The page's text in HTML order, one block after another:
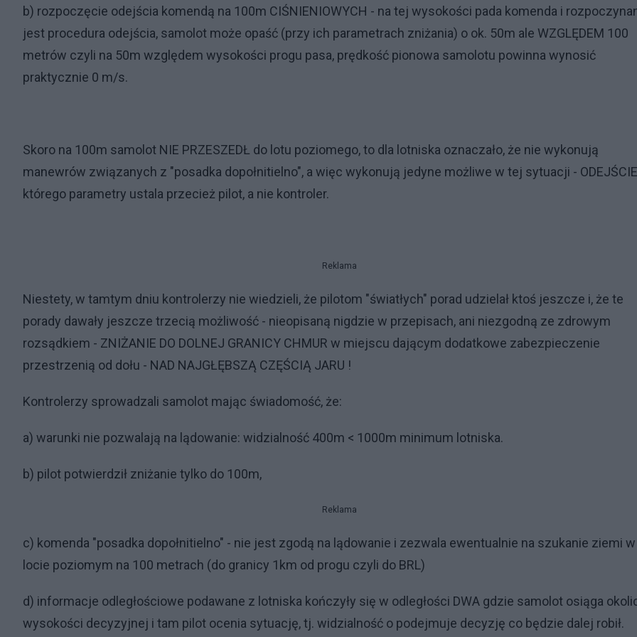
b) rozpoczęcie odejścia komendą na 100m CIŚNIENIOWYCH - na tej wysokości pada komenda i
jest procedura odejścia, samolot może opaść (przy ich parametrach zniżania) o ok. 50m ale WZGLĘDEM 100
metrów czyli na 50m względem wysokości progu pasa, prędkość pionowa samolotu powinna wynosić
praktycznie 0 m/s.
Skoro na 100m samolot NIE PRZESZEDŁ do lotu poziomego, to dla lotniska oznaczało, że nie wykonują
manewrów związanych z "posadka dopołnitielno", a więc wykonują jedyne możliwe w tej sytuacji -
którego parametry ustala przecież pilot, a nie kontroler.
Reklama
Niestety, w tamtym dniu kontrolerzy nie wiedzieli, że pilotom "światłych" porad udzielał ktoś jeszcze i, że te
porady dawały jeszcze trzecią możliwość - nieopisaną nigdzie w przepisach, ani niezgodną ze zdrowym
rozsądkiem - ZNIŻANIE DO DOLNEJ GRANICY CHMUR w miejscu dającym dodatkowe zabezpieczenie
przestrzenią od dołu - NAD NAJGŁĘBSZĄ CZĘŚCIĄ JARU !
Kontrolerzy sprowadzali samolot mając świadomość, że:
a) warunki nie pozwalają na lądowanie: widzialność 400m < 1000m minimum lotniska.
b) pilot potwierdził zniżanie tylko do 100m,
Reklama
c) komenda "posadka dopołnitielno" - nie jest zgodą na lądowanie i zezwala ewentualnie na szukanie ziemi w
locie poziomym na 100 metrach (do granicy 1km od progu czyli do BRL)
d) informacje odległościowe podawane z lotniska kończyły się w odległości DWA gdzie samolot osiąga
wysokości decyzyjnej i tam pilot ocenia sytuację, tj. widzialność o podejmuje decyzję co będzie dalej robił.